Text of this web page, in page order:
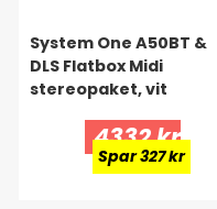
System One A50BT &
DLS Flatbox Midi
stereopaket, vit
4332 kr
Spar 327 kr